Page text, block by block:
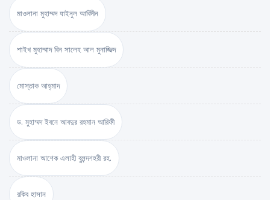
মাওলানা মুহাম্মদ যাইনুল আবিদীন
শাইখ মুহাম্মাদ বিন সালেহ আল মুনাজ্জিদ
মোস্তাক আহ্‌মাদ
ড. মুহাম্মদ ইবনে আবদুর রহমান আরিফী
মাওলানা আশেক এলাহী বুলন্দশহরী রহ.
রকিব হাসান